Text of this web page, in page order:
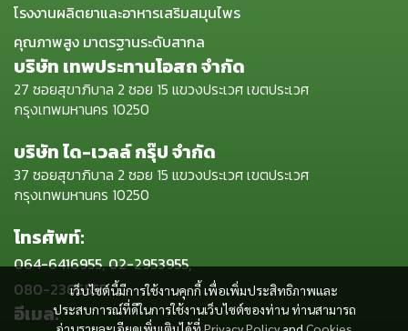
เว็บไซต์นี้มีการใช้งานคุกกี้ เพื่อเพิ่มประสิทธิภาพและ
ประสบการณ์ที่ดีในการใช้งานเว็บไซต์ของท่าน ท่านสามารถ
โรงงานผลิตยาและอาหารเสริมสมุนไพร
คุณภาพสูง มาตรฐานระดับสากล
บริษัท เทพประทานโอสถ จำกัด
27 ซอยสุขาภิบาล 2 ซอย 15 แขวงประเวศ เขตประเวศ
กรุงเทพมหานคร 10250
บริษัท ได-เวลล์ กรุ๊ป จำกัด
37 ซอยสุขาภิบาล 2 ซอย 15 แขวงประเวศ เขตประเวศ
กรุงเทพมหานคร 10250
โทรศัพท์:
064-6416955, 02-2953955,
080-2366555
อีเมล: